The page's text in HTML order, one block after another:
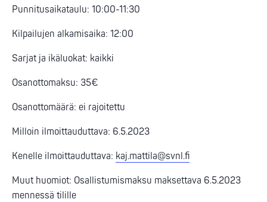
Punnitusaikataulu: 10:00-11:30
Kilpailujen alkamisaika: 12:00
Sarjat ja ikäluokat: kaikki
Osanottomaksu: 35€
Osanottomäärä: ei rajoitettu
Milloin ilmoittauduttava: 6.5.2023
Kenelle ilmoittauduttava: kaj.mattila@svnl.fi
Muut huomiot: Osallistumismaksu maksettava 6.5.2023
mennessä tilille